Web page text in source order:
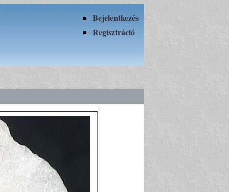
Bejelentkezés
Regisztráció